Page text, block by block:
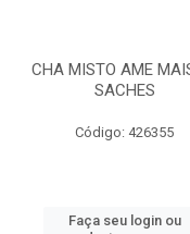
CHA MISTO AME
SACHES
Código: 426355
Faça seu login ou